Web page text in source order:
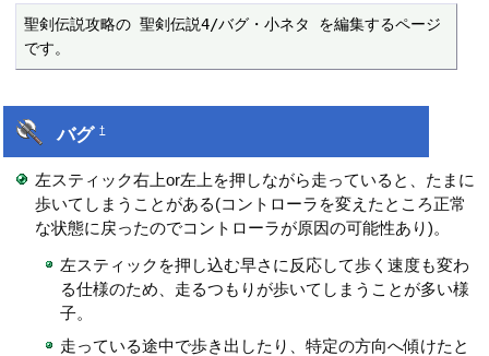
聖剣伝説攻略の 聖剣伝説4/バグ・小ネタ を編集するページ
です。
バグ†
左スティック右上or左上を押しながら走っていると、たまに
歩いてしまうことがある(コントローラを変えたところ正常
な状態に戻ったのでコントローラが原因の可能性あり)。
左スティックを押し込む早さに反応して歩く速度も変わ
る仕様のため、走るつもりが歩いてしまうことが多い様
子。
走っている途中で歩き出したり、特定の方向へ傾けたと